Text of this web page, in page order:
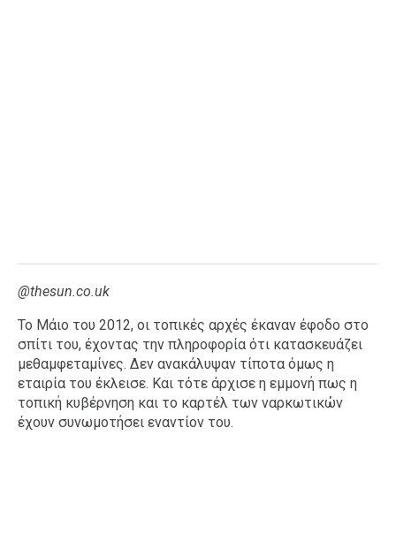
@thesun.co.uk
Το Μάιο του 2012, οι τοπικές αρχές έκαναν έφοδο στο
σπίτι του, έχοντας την πληροφορία ότι κατασκευάζει
μεθαμφεταμίνες. Δεν ανακάλυψαν τίποτα όμως η
εταιρία του έκλεισε. Και τότε άρχισε η εμμονή πως η
τοπική κυβέρνηση και το καρτέλ των ναρκωτικών
έχουν συνωμοτήσει εναντίον του.